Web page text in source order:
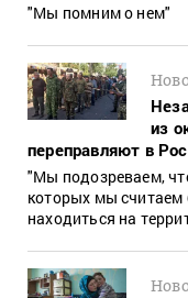
"Мы помним о нем"
из
переправляют в
"Мы подозреваем,
которых мы считаем
находиться на